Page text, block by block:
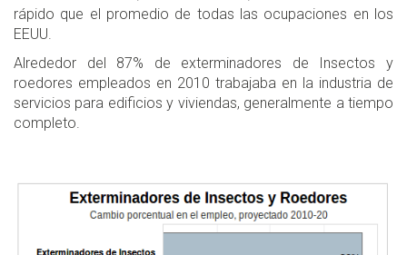
rápido que el promedio de todas las ocupaciones en los
EEUU.
Alrededor del 87% de exterminadores de Insectos y
roedores empleados en 2010 trabajaba en la industria de
servicios para edificios y viviendas, generalmente a tiempo
completo.